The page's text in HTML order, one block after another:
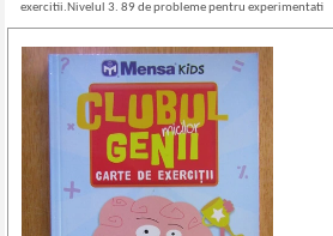
exercitii.Nivelul 3. 89 de probleme pentru experimentati